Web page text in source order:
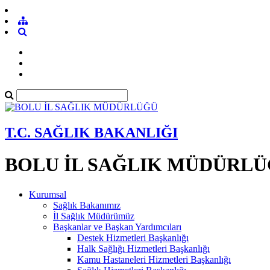
T.C. SAĞLIK BAKANLIĞI
BOLU İL SAĞLIK
Kurumsal
Sağlık Bakanımız
İl Sağlık Müdürümüz
Başkanlar ve Başkan Yardımcıları
Destek Hizmetleri Başkanlığı
Halk Sağlığı Hizmetleri Başkanlığı
Kamu Hastaneleri Hizmetleri Başkanlığı